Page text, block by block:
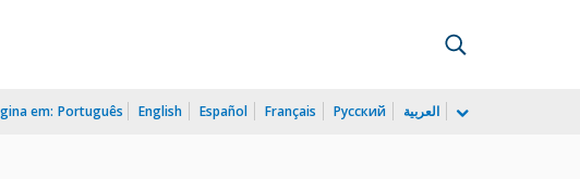
em: Português English Español Français Русский العربية